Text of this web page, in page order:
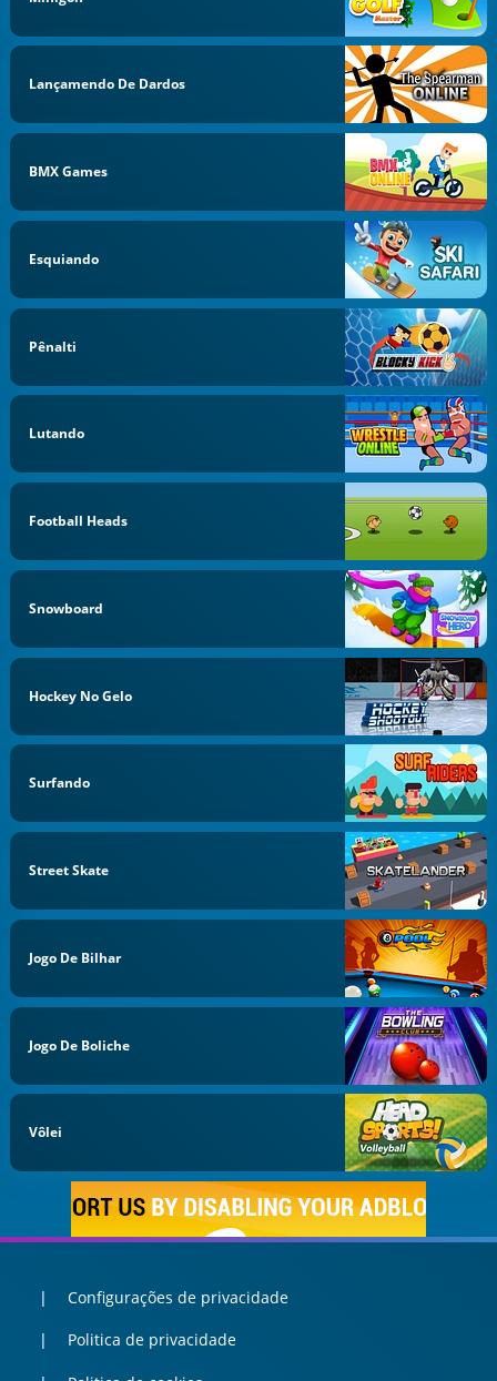
Lançamendo De Dardos
BMX Games
Esquiando
Pênalti
Lutando
Football Heads
Snowboard
Hockey No Gelo
Surfando
Street Skate
Jogo De Bilhar
Jogo De Boliche
Vôlei
Configurações de privacidade
Politica de privacidade